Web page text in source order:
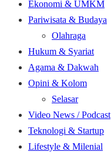
Ekonomi & UMKM
Pariwisata & Budaya
Olahraga
Hukum & Syariat
Agama & Dakwah
Opini & Kolom
Selasar
Video News / Podcast
Teknologi & Startup
Lifestyle & Milenial